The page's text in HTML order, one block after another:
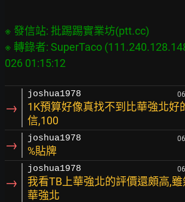
※ 發信站: 批踢踢實業坊(ptt.cc)
※ 轉錄者: SuperTaco
→
joshua1978
1K預算好像真找不到比華強北好
信,100
→ joshua1978
%貼牌
→
joshua1978
我看TB上華強北的評價還頗高,
華強北